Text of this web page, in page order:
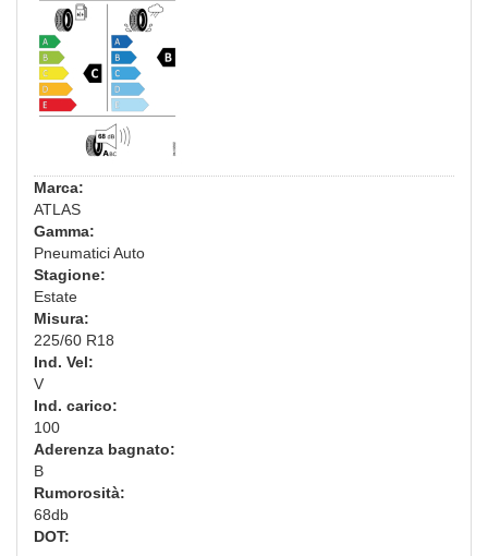
Marca:
ATLAS
Gamma:
Pneumatici Auto
Stagione:
Estate
Misura:
225/60 R18
Ind. Vel:
V
Ind. carico:
100
Aderenza bagnato:
B
Rumorosità:
68db
DOT: